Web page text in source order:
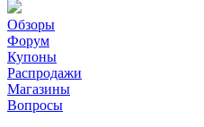
Обзоры
Форум
Купоны
Распродажи
Магазины
Вопросы